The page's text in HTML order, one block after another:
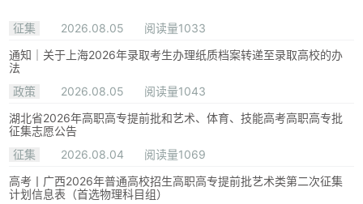
征集 2026.08.05
阅读量1033
通知｜关于上海2026年录取考生办理纸质档案转递至录取高校的办
法
政策
2026.08.05
阅读量1043
湖北省2026年高职高专提前批和艺术、体育、技能高考高职高专批
征集志愿公告
征集
2026.08.04
阅读量1069
高考丨广西2026年普通高校招生高职高专提前批艺术类第二次征集
计划信息表（首选物理科目组）